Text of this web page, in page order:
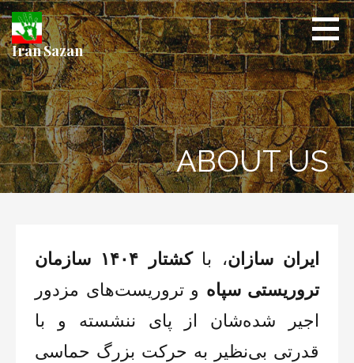
S
k
i
p
t
o
c
o
n
t
Iran Sazan
ABOUT US
ایران سازان، با
کشتار ۱۴۰۴ سازمان
تروریستی سپاه و تروریست‌های مزدور
اجیر شده‌شان از پای ننشسته و با
قدرتی بی‌نظیر به حرکت بزرگ حماسی